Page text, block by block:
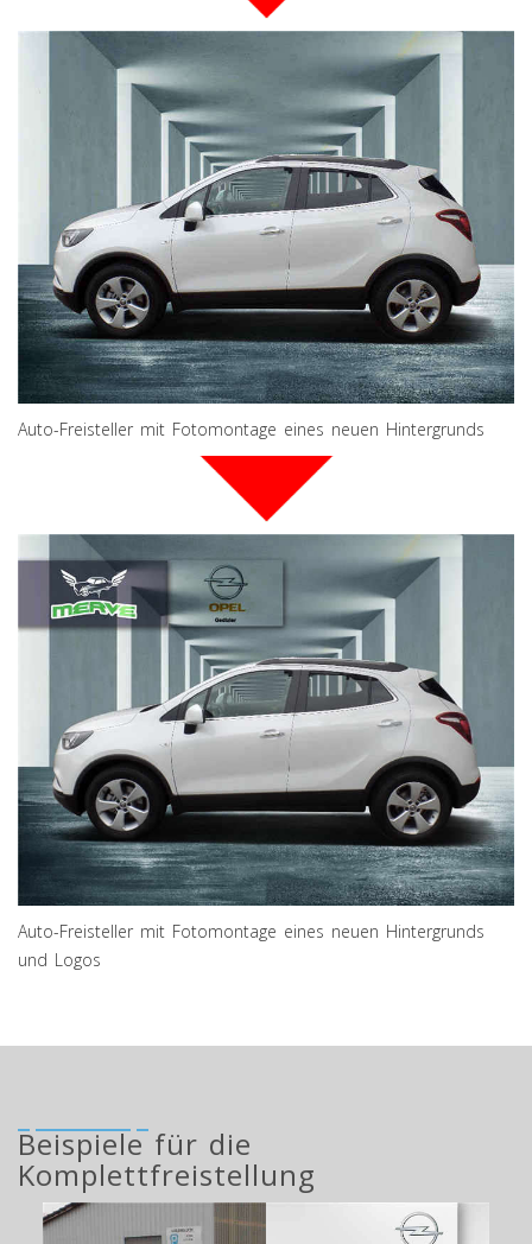
Auto-Freisteller mit Fotomontage eines neuen Hintergrunds
Auto-Freisteller mit Fotomontage eines neuen Hintergrunds
und Logos
Beispiele für die
Komplettfreistellung